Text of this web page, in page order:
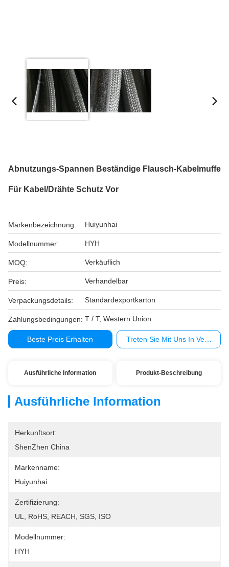
Abnutzungs-Spannen Beständige Flausch-Kabelmuffe
Für Kabel/Drähte Schutz Vor
Markenbezeichnung: Huiyunhai
Modellnummer: HYH
MOQ: Verkäuflich
Preis: Verhandelbar
Verpackungsdetails: Standardexportkarton
Zahlungsbedingungen: T / T, Western Union
Beste Preis Erhalten Treten Sie Mit Uns In
Ausführliche Information Produkt-Beschreibung
Ausführliche Information
Herkunftsort:
ShenZhen China
Markenname:
Huiyunhai
Zertifizierung:
UL, RoHS, REACH, SGS, ISO
Modellnummer:
HYH